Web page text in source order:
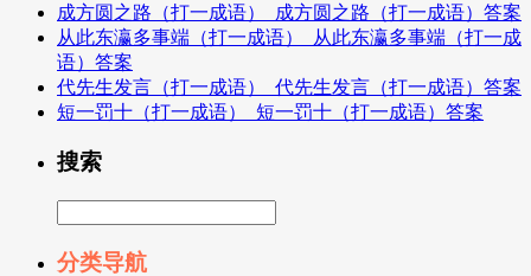
成方圆之路（打一成语）_成方圆之路（打一成语）答案
从此东瀛多事端（打一成语）_从此东瀛多事端（打一成
语）答案
代先生发言（打一成语）_代先生发言（打一成语）答案
短一罚十（打一成语）_短一罚十（打一成语）答案
搜索
分类导航